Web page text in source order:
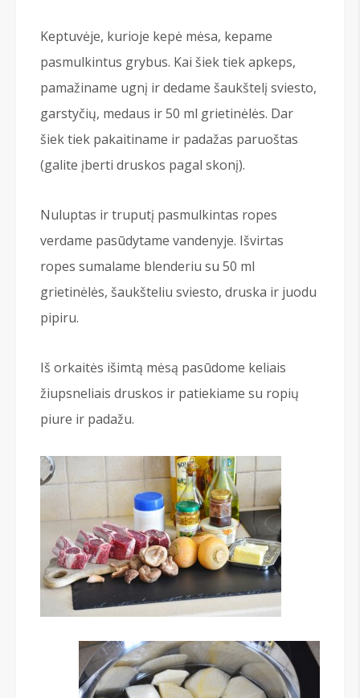
Keptuvėje, kurioje kepė mėsa, kepame
pasmulkintus grybus. Kai šiek tiek apkeps,
pamažiname ugnį ir dedame šaukštelį sviesto,
garstyčių, medaus ir 50 ml grietinėlės. Dar
šiek tiek pakaitiname ir padažas paruoštas
(galite įberti druskos pagal skonį).
Nuluptas ir truputį pasmulkintas ropes
verdame pasūdytame vandenyje. Išvirtas
ropes sumalame blenderiu su 50 ml
grietinėlės, šaukšteliu sviesto, druska ir juodu
pipiru.
Iš orkaitės išimtą mėsą pasūdome keliais
žiupsneliais druskos ir patiekiame su ropių
piure ir padažu.